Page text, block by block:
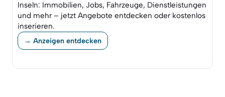
Inseln: Immobilien, Jobs, Fahrzeuge, Dienstleistungen
und mehr – jetzt Angebote entdecken oder kostenlos
inserieren.
→ Anzeigen entdecken